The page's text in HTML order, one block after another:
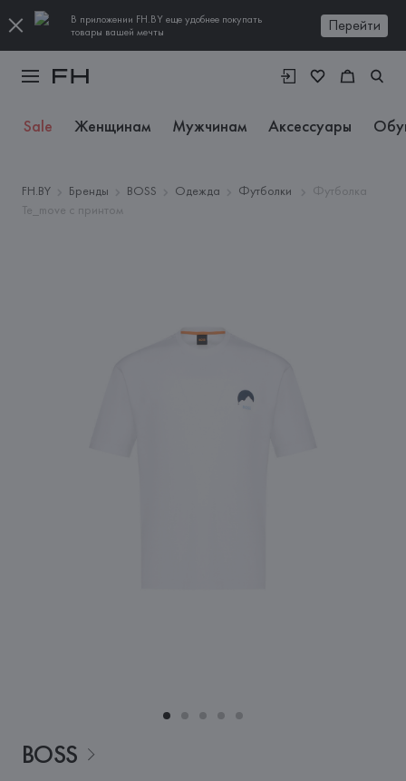
В приложении FH.BY еще удобнее покупать
товары вашей мечты
Перейти
Sale Женщинам Мужчинам Аксессуары
FH.BY Бренды BOSS Одежда Футболки
Футболка
Te_move с принтом
BOSS